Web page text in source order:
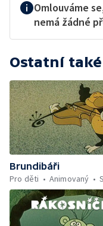
Omlouváme
nemá žádné
Ostatní
Brundibáři
Pro děti
Animovaný